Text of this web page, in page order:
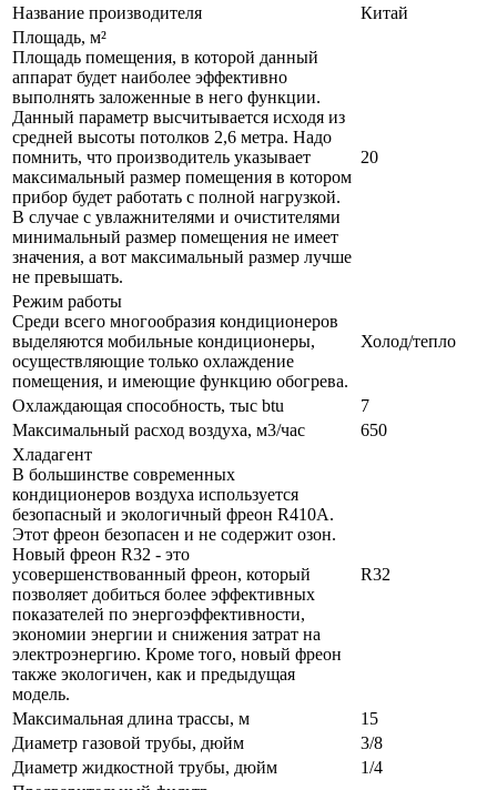
Название производителя
Китай
Площадь, м²
Площадь помещения, в которой данный
аппарат будет наиболее эффективно
выполнять заложенные в него функции.
Данный параметр высчитывается исходя из
средней высоты потолков 2,6 метра. Надо
помнить, что производитель указывает
максимальный размер помещения в котором
прибор будет работать с полной нагрузкой.
В случае с увлажнителями и очистителями
минимальный размер помещения не имеет
значения, а вот максимальный размер лучше
не превышать.
20
Режим работы
Среди всего многообразия кондиционеров
выделяются мобильные кондиционеры,
осуществляющие только охлаждение
помещения, и имеющие функцию обогрева.
Холод/тепло
Охлаждающая способность, тыс btu
7
Максимальный расход воздуха, м3/час
650
Хладагент
В большинстве современных
кондиционеров воздуха используется
безопасный и экологичный фреон R410A.
Этот фреон безопасен и не содержит озон.
Новый фреон R32 - это
усовершенствованный фреон, который
позволяет добиться более эффективных
показателей по энергоэффективности,
экономии энергии и снижения затрат на
электроэнергию. Кроме того, новый фреон
также экологичен, как и предыдущая
модель.
R32
Максимальная длина трассы, м
15
Диаметр газовой трубы, дюйм
3/8
Диаметр жидкостной трубы, дюйм
1/4